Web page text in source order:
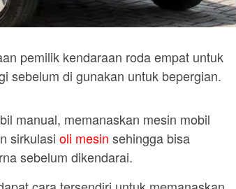
pemilik kendaraan roda empat untuk
sebelum di gunakan untuk bepergian.
manual, memanaskan mesin mobil
sirkulasi oli mesin sehingga bisa
sebelum dikendarai.